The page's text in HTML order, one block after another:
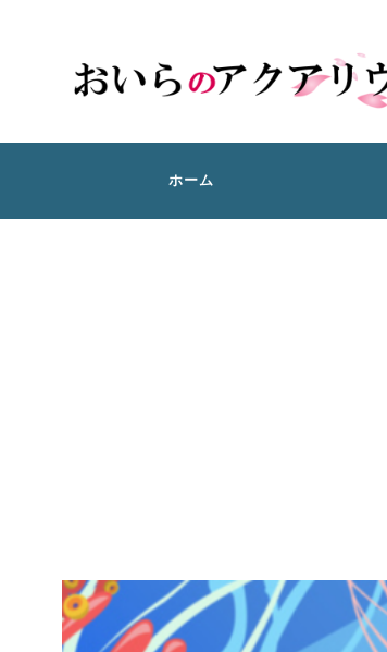
ホーム